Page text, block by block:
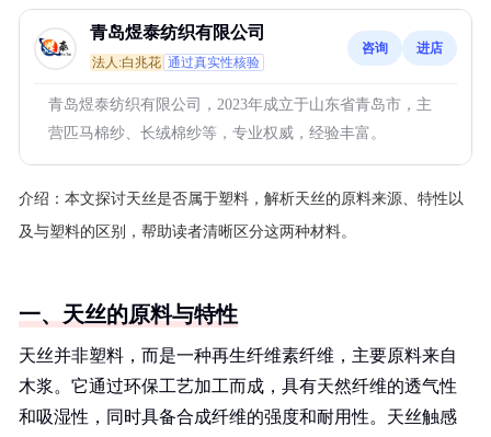
青岛煜泰纺织有限公司
法人:白兆花 通过真实性核验
咨询 进店
青岛煜泰纺织有限公司，2023年成立于山东省青岛市，主
营匹马棉纱、长绒棉纱等，专业权威，经验丰富。
介绍： 本文探讨天丝是否属于塑料，解析天丝的原料来源、特性以
及与塑料的区别，帮助读者清晰区分这两种材料。
一、天丝的原料与特性
天丝并非塑料，而是一种再生纤维素纤维，主要原料来自
木浆。它通过环保工艺加工而成，具有天然纤维的透气性
和吸湿性，同时具备合成纤维的强度和耐用性。天丝触感